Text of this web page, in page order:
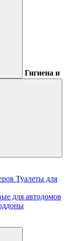
Гигиена и
Туалеты для
для автодомов